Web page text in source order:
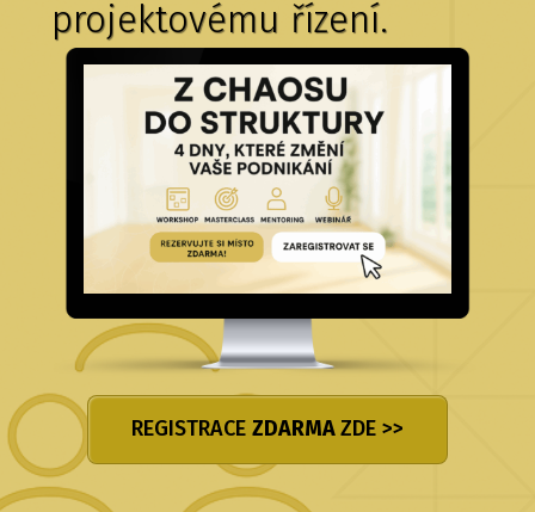
projektovému řízení.
REGISTRACE ZDARMAZDE >>